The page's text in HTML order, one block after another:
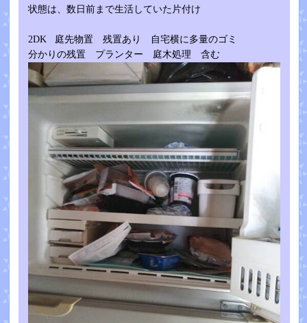
状態は、数日前まで生活していた片付け
2DK 庭先物置 残置あり 自宅横に多量のゴミ
分かりの残置 プランター 庭木処理 含む